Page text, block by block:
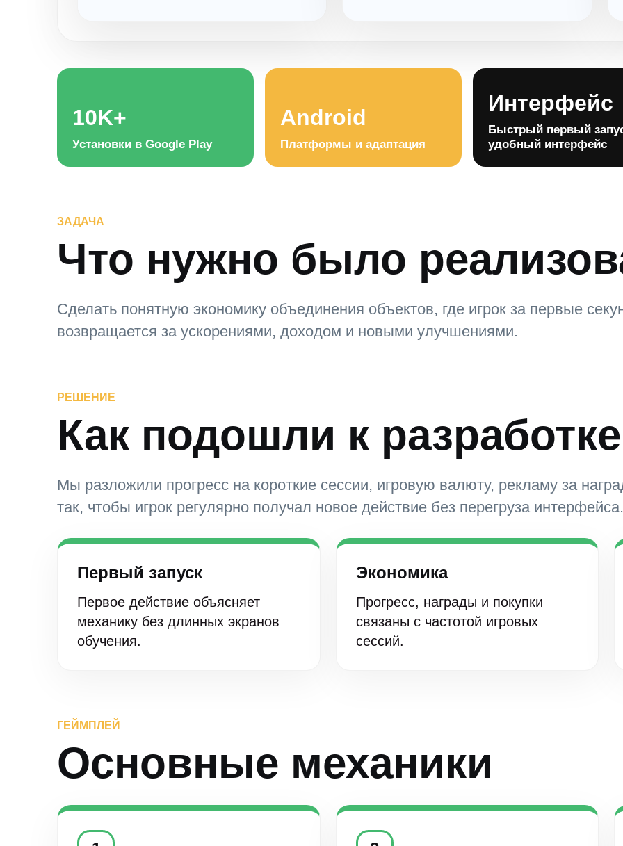
10K+
Установки в Google Play
Android
Платформы и адаптация
Интерфейс
Быстрый первый
удобный интерфейс
ЗАДАЧА
Что нужно было
Сделать понятную экономику объединения объектов, где игрок за первые
возвращается за ускорениями, доходом и новыми улучшениями.
РЕШЕНИЕ
Как подошли к разработке
Мы разложили прогресс на короткие сессии, игровую валюту, рекламу за
так, чтобы игрок регулярно получал новое действие без перегруза интерфейса.
Первый запуск
Первое действие объясняет
механику без длинных экранов
обучения.
Экономика
Прогресс, награды и покупки
связаны с частотой игровых
сессий.
ГЕЙМПЛЕЙ
Основные механики